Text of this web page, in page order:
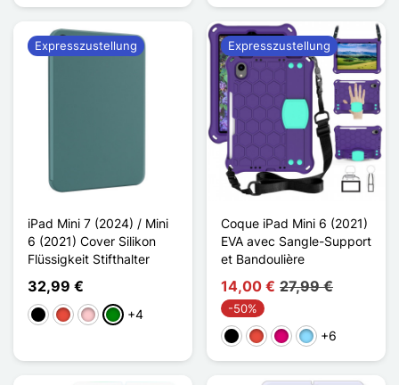
iPad Mini 7 (2024) / Mini
6 (2021) Cover Silikon
Flüssigkeit Stifthalter
32,99 €
Schwarz
Rot PinkGrün+4
Expresszustellung
Coque iPad Mini 6 (2021)
EVA avec Sangle-Support
et Bandoulière
14,00 € 27,99 €
-50%
Schwarz
Rot Magenta
Hellblau
+6
Expresszustellung